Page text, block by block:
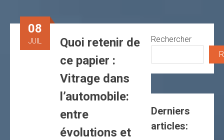
08
JUIL
Quoi retenir de
ce papier :
Vitrage dans
l’automobile:
entre
évolutions et
Rechercher
Derniers
articles: